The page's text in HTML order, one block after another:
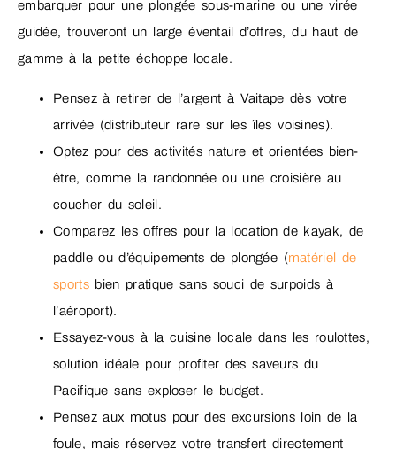
embarquer pour une plongée sous-marine ou une virée
guidée, trouveront un large éventail d’offres, du haut de
gamme à la petite échoppe locale.
Pensez à retirer de l’argent à Vaitape dès votre
arrivée (distributeur rare sur les îles voisines).
Optez pour des activités nature et orientées bien-
être, comme la randonnée ou une croisière au
coucher du soleil.
Comparez les offres pour la location de kayak, de
paddle ou d’équipements de plongée (matériel de
sportsbien pratique sans souci de surpoids à
l’aéroport).
Essayez-vous à la cuisine locale dans les roulottes,
solution idéale pour profiter des saveurs du
Pacifique sans exploser le budget.
Pensez aux motus pour des excursions loin de la
foule, mais réservez votre transfert directement